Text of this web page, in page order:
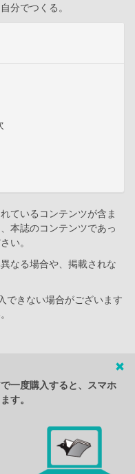
分でつくる。
ているコンテンツが含ま
本誌のコンテンツであっ
い。
なる場合や、掲載されな
できない場合がございます
一度購入すると、スマホ
す。